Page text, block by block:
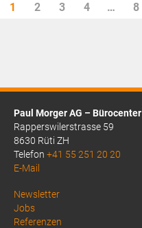
1 2 3 4 … 8
Paul Morger AG – Bürocenter
Rapperswilerstrasse 59
8630 Rüti ZH
Telefon +41 55 251 20 20
E-Mail
Above
Footer
Newsletter
Jobs
Referenzen